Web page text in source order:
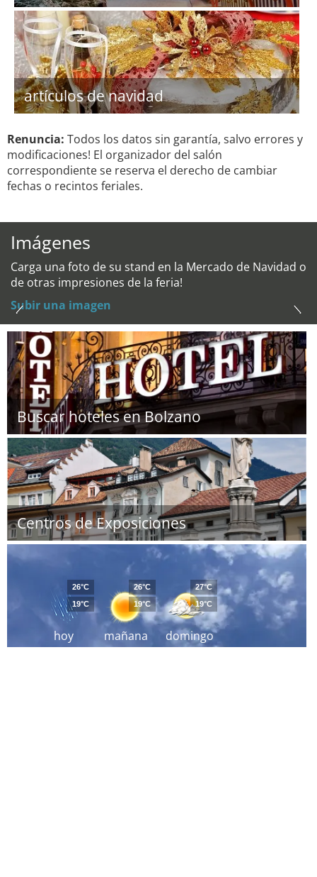
artículos de navidad
Renuncia: Todos los datos sin garantía, salvo errores y
modificaciones! El organizador del salón
correspondiente se reserva el derecho de cambiar
fechas o recintos feriales.
Imágenes
Carga una foto de su stand en la Mercado de Navidad o
de otras impresiones de la feria!
Subir una imagen
Buscar hoteles en Bolzano
Centros de Exposiciones
hoy
26°C
19°C
mañana
26°C
19°C
domingo
27°C
19°C